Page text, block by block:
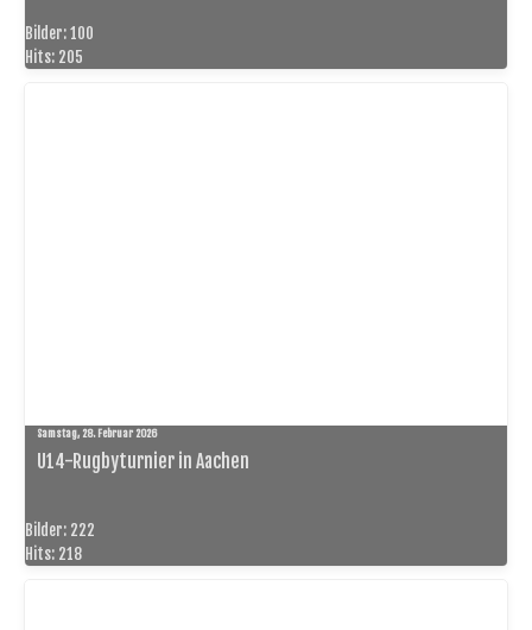
Bilder: 100
Hits: 205
Samstag, 28. Februar 2026
U14-Rugbyturnier in Aachen
Bilder: 222
Hits: 218